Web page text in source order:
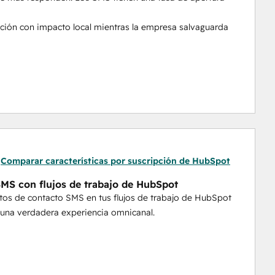
con impacto local mientras la empresa salvaguarda
control en toda la empresa con resultados a nivel
con sólo unos clics. Personaliza con variables
a medida que llegan a HubSpot, garantizando
con la marca sin trabajo manual adicional.
Comparar características por suscripción de HubSpot
con flujos de trabajo de HubSpot
de contacto SMS en tus flujos de trabajo de HubSpot
verdadera experiencia omnicanal.